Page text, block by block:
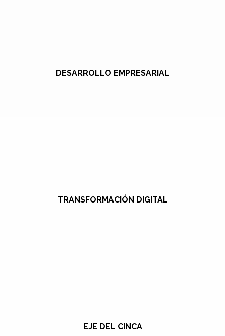
DESARROLLO EMPRESARIAL
TRANSFORMACIÓN DIGITAL
EJE DEL CINCA